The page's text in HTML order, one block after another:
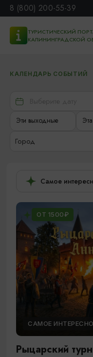
8 (800) 200-55-39
ТУРИСТИЧЕСКИЙ
КАЛИНИНГРАДСКОЙ
КАЛЕНДАРЬ СОБЫТИЙ
Эти выходные
Город
Самое
ОТ 1500₽
САМОЕ
Рыцарский